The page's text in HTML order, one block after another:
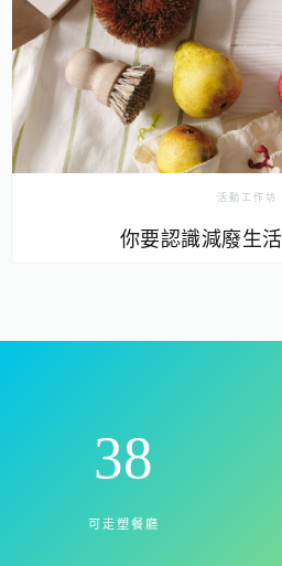
活動工作坊
你要認識減廢生活
39
可走塑餐廳